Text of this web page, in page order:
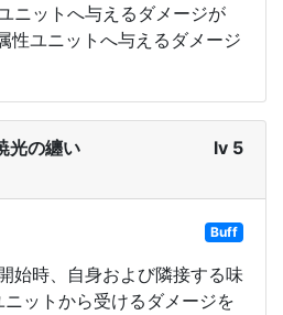
ニットへ与えるダメージが
性ユニットへ与えるダメージ
光の纏い lv 5
Buff
始時、自身および隣接する味
ットから受けるダメージを